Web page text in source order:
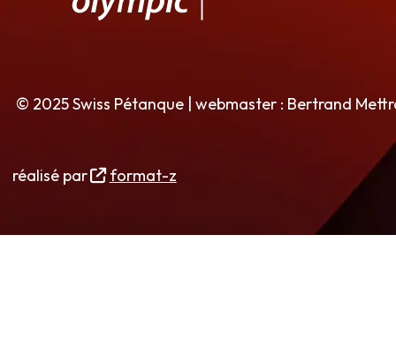
© 2025 Swiss Pétanque | webmaster : Bertrand
réalisé par format-z